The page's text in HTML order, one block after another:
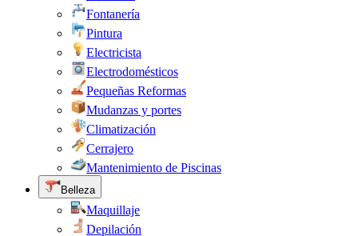
Fontanería
Pintura
Electricista
Electrodomésticos
Pequeñas Reformas
Mudanzas y portes
Climatización
Cerrajero
Mantenimiento de Piscinas
Belleza
Maquillaje
Depilación